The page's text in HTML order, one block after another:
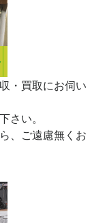
・買取にお伺い
さい。
、ご遠慮無くお